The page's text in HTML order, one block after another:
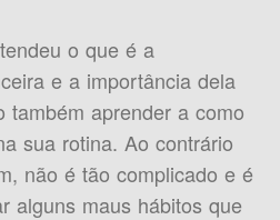
o que é a
e a importância dela
também aprender a como
sua rotina. Ao contrário
não é tão complicado e é
alguns maus hábitos que